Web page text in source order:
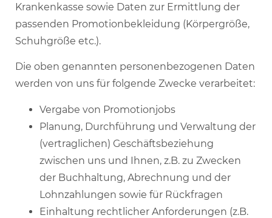
Krankenkasse sowie Daten zur Ermittlung der
passenden Promotionbekleidung (Körpergröße,
Schuhgröße etc.).
Die oben genannten personenbezogenen Daten
werden von uns für folgende Zwecke verarbeitet:
Vergabe von Promotionjobs
Planung, Durchführung und Verwaltung der
(vertraglichen) Geschäftsbeziehung
zwischen uns und Ihnen, z.B. zu Zwecken
der Buchhaltung, Abrechnung und der
Lohnzahlungen sowie für Rückfragen
Einhaltung rechtlicher Anforderungen (z.B.